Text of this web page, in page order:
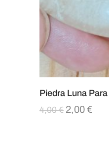
Piedra Luna
4,00€ 2,00€